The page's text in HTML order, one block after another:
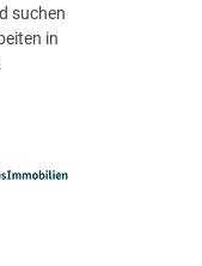
suchen
in